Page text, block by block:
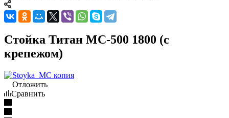
Стойка Титан МС-500 1800 (с
крепежом)
Отложить
Сравнить